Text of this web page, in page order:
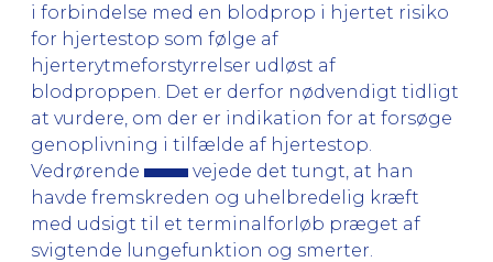
i forbindelse med en blodprop i hjertet risiko
for hjertestop som følge af
hjerterytmeforstyrrelser udløst af
blodproppen. Det er derfor nødvendigt tidligt
at vurdere, om der er indikation for at forsøge
genoplivning i tilfælde af hjertestop.
Vedrørende
vejede det tungt, at han
havde fremskreden og uhelbredelig kræft
med udsigt til et terminalforløb præget af
svigtende lungefunktion og smerter.